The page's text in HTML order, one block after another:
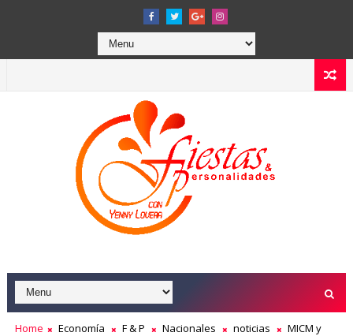
Home Economía F & P Nacionales noticias
MICM y